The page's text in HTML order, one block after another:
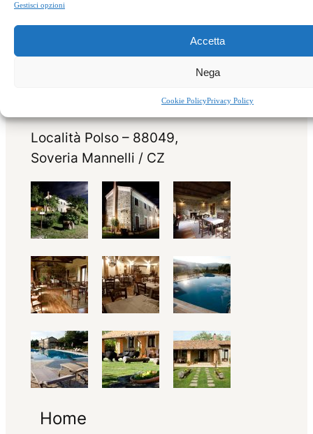
Gestisci opzioni
Accetta
Nega
Cookie PolicyPrivacy Policy
Località Polso – 88049,
Soveria Mannelli / CZ
Home